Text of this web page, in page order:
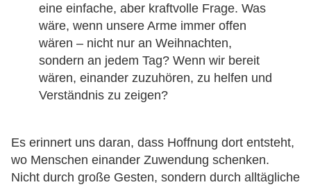
eine einfache, aber kraftvolle Frage. Was
wäre, wenn unsere Arme immer offen
wären – nicht nur an Weihnachten,
sondern an jedem Tag? Wenn wir bereit
wären, einander zuzuhören, zu helfen und
Verständnis zu zeigen?
Es erinnert uns daran, dass Hoffnung dort entsteht,
wo Menschen einander Zuwendung schenken.
Nicht durch große Gesten, sondern durch alltägliche